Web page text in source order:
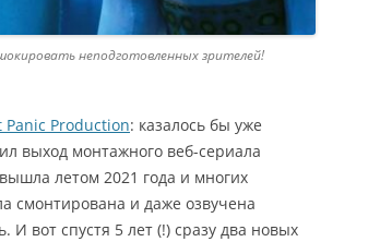
неподготовленных зрителей!
Panic Production: казалось бы уже
выход монтажного веб-сериала
летом 2021 года и многих
смонтирована и даже озвучена
И вот спустя 5 лет (!) сразу два новых